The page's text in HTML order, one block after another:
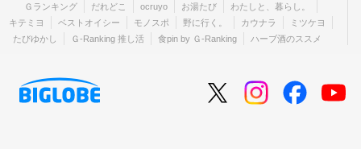
Ｇランキング だれどこ ocruyo お湯たび
わたしと、暮らし。
キテミヨ
ベストオイシー モノスポ 野に行く。 カウナラ
ミツケヨ
たびゆかし
Ｇ-Ranking 推し活 食pin by Ｇ-Ranking ハーブ酒のススメ